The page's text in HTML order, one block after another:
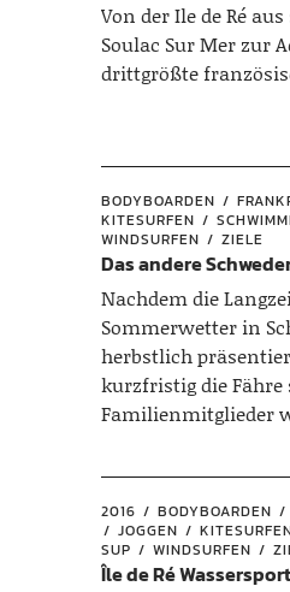
Von der Ile de Ré
Soulac Sur Mer zur
drittgrößte
BODYBOARDEN
KITESURFEN
WINDSURFEN
ZIELE
Das andere
Nachdem die
Sommerwetter in
herbstlich
kurzfristig die
Familienmitglieder
2016 BODYBOARDEN
JOGGEN
SUP
WINDSURFEN
Île de Ré